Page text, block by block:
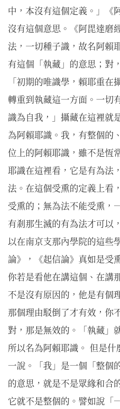
中，本沒有這個定義。」《
沒有這個意思。《阿毘達磨
法，一切種子識，故名阿賴
有這個「執藏」的意思；對
「初期的唯識學，賴耶重
轉重到執藏這一方面。一切
識為自我，」攝藏在這裡就
為阿賴耶識。我，有整個的
位上的阿賴耶識，雖不是恆
耶識在這裡看，它是有為法
法。在這個受熏的定義上看
受熏的；無為法不能受熏，
有剎那生滅的有為法才可以
以在南京支那內學院的這些
論》，《起信論》真如是受
你若是看他在講這個、在講
不是沒有原因的，他是有個
那個理由駁倒了才有效，你
對，那是無效的。「執藏」
所以名為阿賴耶識。 但是
一說。「我」是一個「整個
的意思，就是不是眾緣和合
它就不是整個的。譬如說「